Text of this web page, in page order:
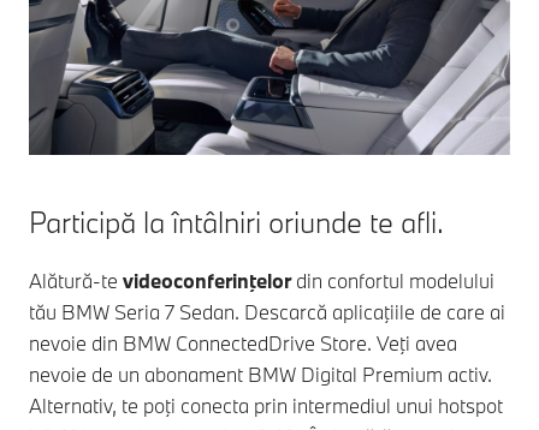
Participă la întâlniri oriunde te afli.
Alătură-te videoconferinţelordin confortul modelului
tău BMW Seria 7 Sedan. Descarcă aplicaţiile de care ai
nevoie din BMW ConnectedDrive Store. Veţi avea
nevoie de un abonament BMW Digital Premium activ.
Alternativ, te poţi conecta prin intermediul unui hotspot